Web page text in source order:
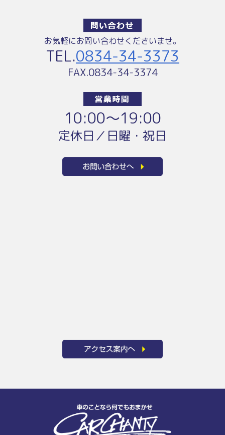
お気軽にお問い合わせくださいませ。
TEL.0834-34-3373
FAX.0834-34-3374
10:00〜19:00
定休日／日曜・祝日